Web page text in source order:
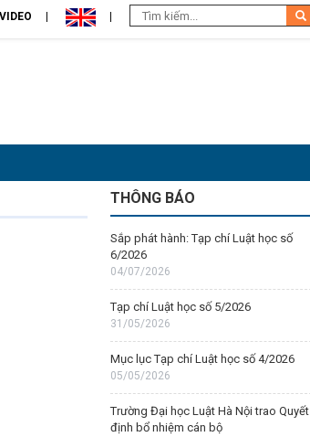
VIDEO
THÔNG BÁO
Sắp phát hành: Tạp chí Luật học số
6/2026
04/07/2026
Tạp chí Luật học số 5/2026
31/05/2026
Mục lục Tạp chí Luật học số 4/2026
05/05/2026
Trường Đại học Luật Hà Nội trao Quyết
định bổ nhiệm cán bộ